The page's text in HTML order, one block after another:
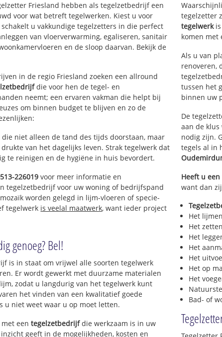
Friesland hebben als tegelzetbedrijf een
voor wat betreft tegelwerken. Kiest u voor
u vakkundige tegelzetters in die perfect
van vloerverwarming, egaliseren, sanitair
en de sloop daarvan. Bekijk de
in de regio Friesland zoeken een allround
die voor hen de tegel- en
neemt; een ervaren vakman die helpt bij
om binnen budget te blijven en zo de
niet alleen de tand des tijds doorstaan, maar
van het dagelijks leven. Strak tegelwerk dat
te reinigen en de hygiëne in huis bevordert.
226019 voor meer informatie en
tegelzetbedrijf voor uw woning of bedrijfspand
worden gelegd in lijm-vloeren of specie-
tegelwerk is veelal maatwerk, want ieder project
genoeg? Bel!
is in staat om vrijwel alle soorten tegelwerk
Er wordt gewerkt met duurzame materialen
zodat u langdurig van het tegelwerk kunt
het vinden van een kwalitatief goede
u niet weet waar u op moet letten.
met eentegelzetbedrijfdie werkzaam is in uw
geeft in de mogelijkheden, kosten en
tegelzetter
tegelwerkis
komen met
Als u van
renoveren,
tussen het
binnen uw
De
aan de
nodig zijn.
tegels al in
Heeft u
want dan
Het
Het
Het
Het
Het
Het op
Het
Bad- of